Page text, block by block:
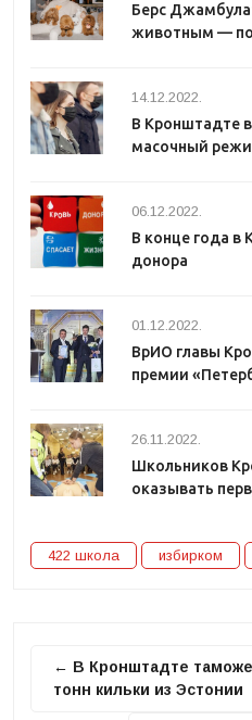
Берс
животным —
14.12.2022.
В Кронштадте
масочный
06.12.2022.
В конце года в
донора
01.12.2022.
ВрИО главы
премии
26.11.2022.
Школьников
оказывать
422 школа избирком
← В Кронштадте
тонн кильки из Эстонии